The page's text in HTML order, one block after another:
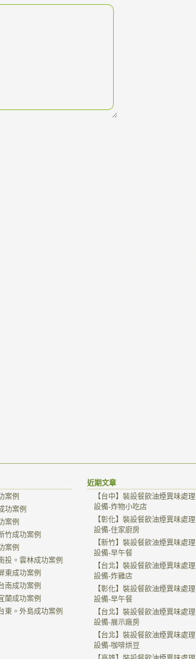
案例
功案例
案例
竹成功案例
案例
投。雲林成功案例
東成功案例
南成功案例
蘭成功案例
東。外島成功案例
近期文章
【台中】裝設餐飲油煙異味處理
設備-炸物小吃店
【彰化】裝設餐飲油煙異味處理
設備-住家廚房
【新竹】裝設餐飲油煙異味處理
設備-早午餐
【台北】裝設餐飲油煙異味處理
設備-炸雞店
【彰化】裝設餐飲油煙異味處理
設備-早午餐
【台北】裝設餐飲油煙異味處理
設備-展示廠房
【台北】裝設餐飲油煙異味處理
設備-咖啡烘豆